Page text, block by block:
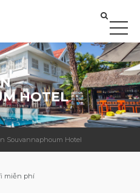
HOTEL
Souvannaphoum Hotel
miễn phí